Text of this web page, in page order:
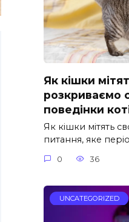
Як кішки
розкриваємо
поведінки
Як кішки мітять
питання, яке
0 36
UNCATEGORIZED